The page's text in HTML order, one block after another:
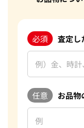
必須 査定し
任意 お品物